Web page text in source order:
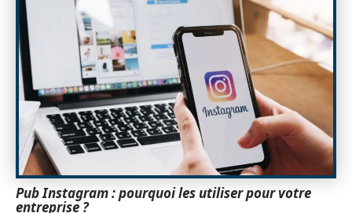
Pub Instagram : pourquoi les utiliser pour votre
entreprise ?